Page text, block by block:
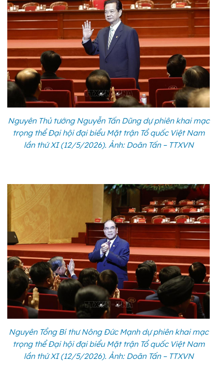
Nguyên Thủ tướng Nguyễn Tấn Dũng dự phiên khai mạc
trọng thể Đại hội đại biểu Mặt trận Tổ quốc Việt Nam
lần thứ XI (12/5/2026). Ảnh: Doãn Tấn – TTXVN
Nguyên Tổng Bí thư Nông Đức Mạnh dự phiên khai mạc
trọng thể Đại hội đại biểu Mặt trận Tổ quốc Việt Nam
lần thứ XI (12/5/2026). Ảnh: Doãn Tấn – TTXVN